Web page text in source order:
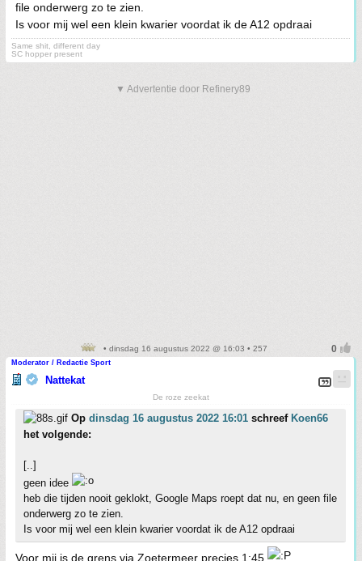
file onderwerg zo te zien.
Is voor mij wel een klein kwarier voordat ik de A12 opdraai
Same shit, different day
SC hopper present
▼ Advertentie door Refinery89
• dinsdag 16 augustus 2022 @ 16:03 • 257
Moderator / Redactie Sport
Nattekat
De roze zeekat
Op dinsdag 16 augustus 2022 16:01 schreef Koen66
het volgende:
[..]
geen idee
heb die tijden nooit geklokt, Google Maps roept dat nu, en geen file
onderwerg zo te zien.
Is voor mij wel een klein kwarier voordat ik de A12 opdraai
Voor mij is de grens via Zoetermeer precies 1:45